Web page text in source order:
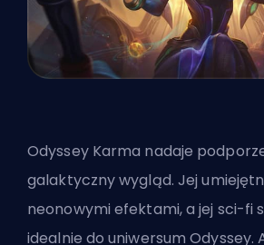
Odyssey Karma nadaje
galaktyczny wygląd. Jej
neonowymi efektami, a jej sci-fi
idealnie do uniwersum Odyssey.